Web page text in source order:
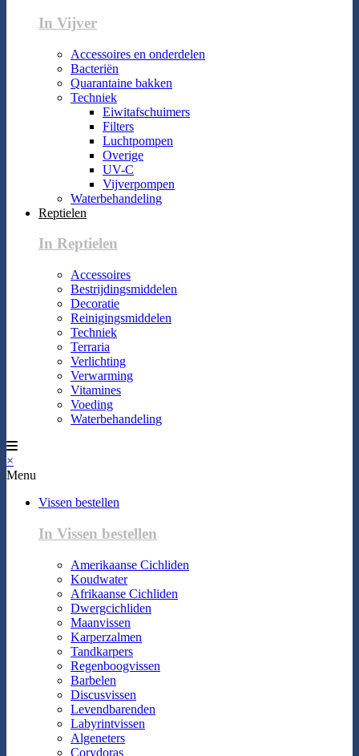
In Vijver
Accessoires en onderdelen
Bacteriën
Quarantaine bakken
Techniek
Eiwitafschuimers
Filters
Luchtpompen
Overige
UV-C
Vijverpompen
Waterbehandeling
Reptielen
In Reptielen
Accessoires
Bestrijdingsmiddelen
Decoratie
Reinigingsmiddelen
Techniek
Terraria
Verlichting
Verwarming
Vitamines
Voeding
Waterbehandeling
×
Menu
Vissen bestellen
In Vissen bestellen
Amerikaanse Cichliden
Koudwater
Afrikaanse Cichliden
Dwergcichliden
Maanvissen
Karperzalmen
Tandkarpers
Regenboogvissen
Barbelen
Discusvissen
Levendbarenden
Labyrintvissen
Algeneters
Corydoras